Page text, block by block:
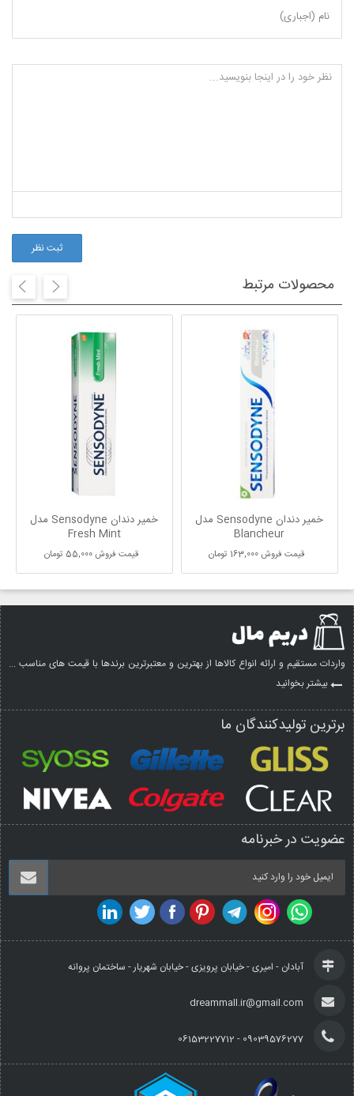
نام (اجباری)
ثبت نظر
محصولات مرتبط
خمیر دندان Sensodyne مدل
Fresh Mint
قیمت فروش55,000 تومان
خمیر دندان Sensodyne مدل
Blancheur
قیمت فروش163,000 تومان
واردات مستقیم و ارائه انواع کالاها از بهترین و معتبرترین برندها با قیمت های مناسب ...
بیشتر بخوانید
برترین تولیدکنندگان ما
عضویت در خبرنامه
آبادان - امیری - خیابان پرویزی - خیابان شهریار - ساختمان پروانه
dreammall.ir@gmail.com
09039576277 - 06153227712